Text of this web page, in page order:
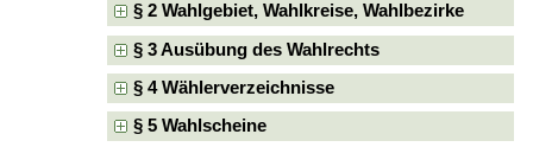
§ 2 Wahlgebiet, Wahlkreise, Wahlbezirke
§ 3 Ausübung des Wahlrechts
§ 4 Wählerverzeichnisse
§ 5 Wahlscheine